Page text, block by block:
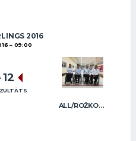
2016
09:00
ALL/ROŽKOVA
12